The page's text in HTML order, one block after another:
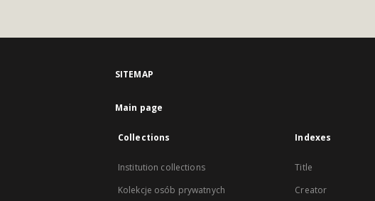
SITEMAP
Main page
Collections
Institution collections
Kolekcje osób prywatnych
Indexes
Title
Creator